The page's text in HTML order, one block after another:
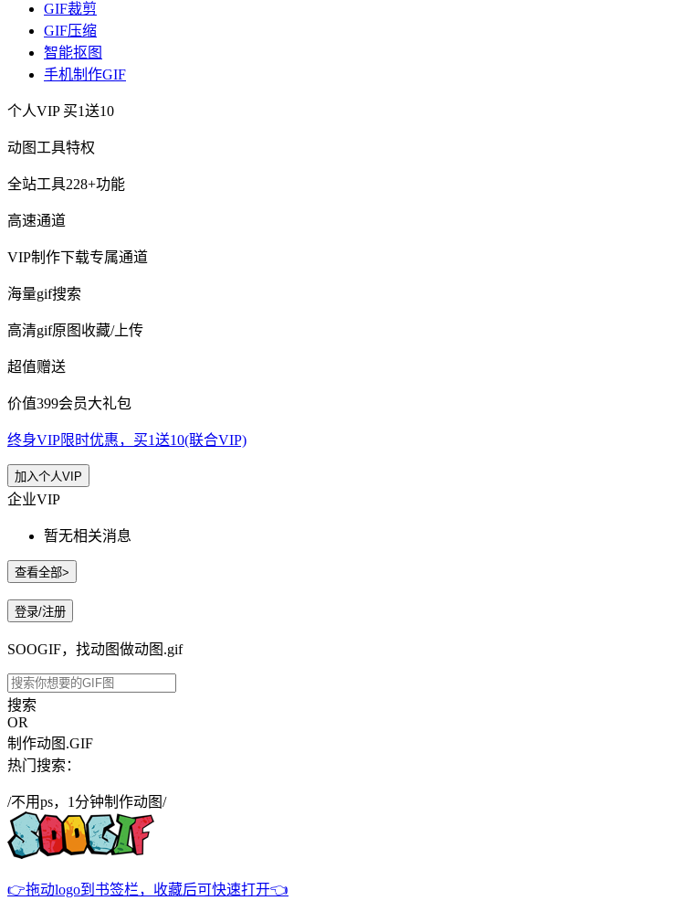
GIF裁剪
GIF压缩
智能抠图
手机制作GIF
个人VIP 买1送10
动图工具特权
全站工具228+功能
高速通道
VIP制作下载专属通道
海量gif搜索
高清gif原图收藏/上传
超值赠送
价值399会员大礼包
终身VIP限时优惠，买1送10(联合VIP)
加入个人VIP
企业VIP
暂无相关消息
查看全部>
登录/注册
SOOGIF，找动图做动图.gif
搜索
OR
制作动图.GIF
热门搜索：
/不用ps，1分钟制作动图/
👉拖动logo到书签栏，收藏后可快速打开👈